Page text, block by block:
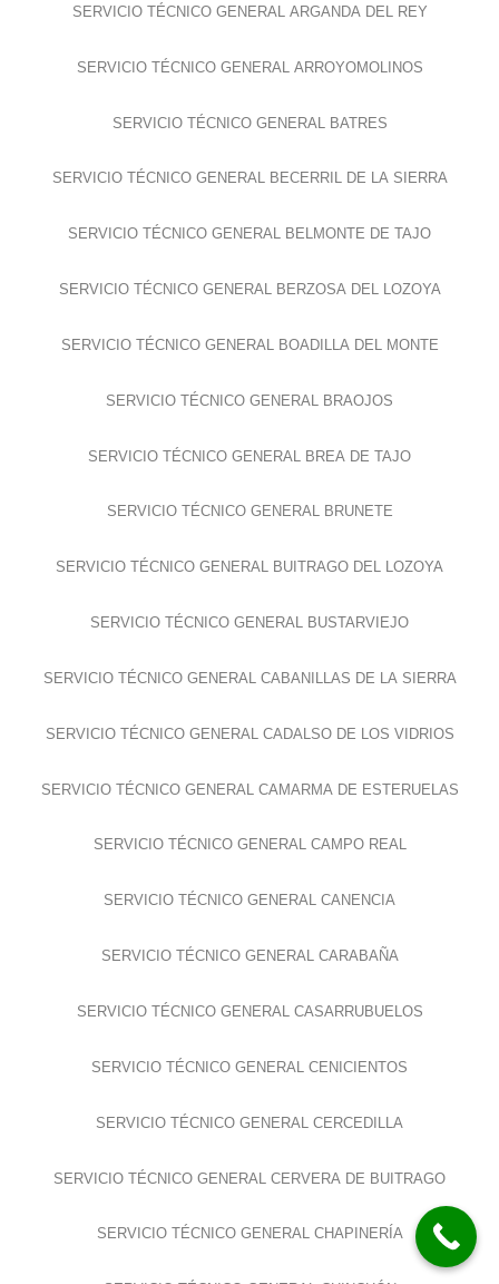
SERVICIO TÉCNICO GENERAL ARGANDA DEL REY
SERVICIO TÉCNICO GENERAL ARROYOMOLINOS
SERVICIO TÉCNICO GENERAL BATRES
SERVICIO TÉCNICO GENERAL BECERRIL DE LA SIERRA
SERVICIO TÉCNICO GENERAL BELMONTE DE TAJO
SERVICIO TÉCNICO GENERAL BERZOSA DEL LOZOYA
SERVICIO TÉCNICO GENERAL BOADILLA DEL MONTE
SERVICIO TÉCNICO GENERAL BRAOJOS
SERVICIO TÉCNICO GENERAL BREA DE TAJO
SERVICIO TÉCNICO GENERAL BRUNETE
SERVICIO TÉCNICO GENERAL BUITRAGO DEL LOZOYA
SERVICIO TÉCNICO GENERAL BUSTARVIEJO
SERVICIO TÉCNICO GENERAL CABANILLAS DE LA SIERRA
SERVICIO TÉCNICO GENERAL CADALSO DE LOS VIDRIOS
SERVICIO TÉCNICO GENERAL CAMARMA DE ESTERUELAS
SERVICIO TÉCNICO GENERAL CAMPO REAL
SERVICIO TÉCNICO GENERAL CANENCIA
SERVICIO TÉCNICO GENERAL CARABAÑA
SERVICIO TÉCNICO GENERAL CASARRUBUELOS
SERVICIO TÉCNICO GENERAL CENICIENTOS
SERVICIO TÉCNICO GENERAL CERCEDILLA
SERVICIO TÉCNICO GENERAL CERVERA DE BUITRAGO
SERVICIO TÉCNICO GENERAL CHAPINERÍA